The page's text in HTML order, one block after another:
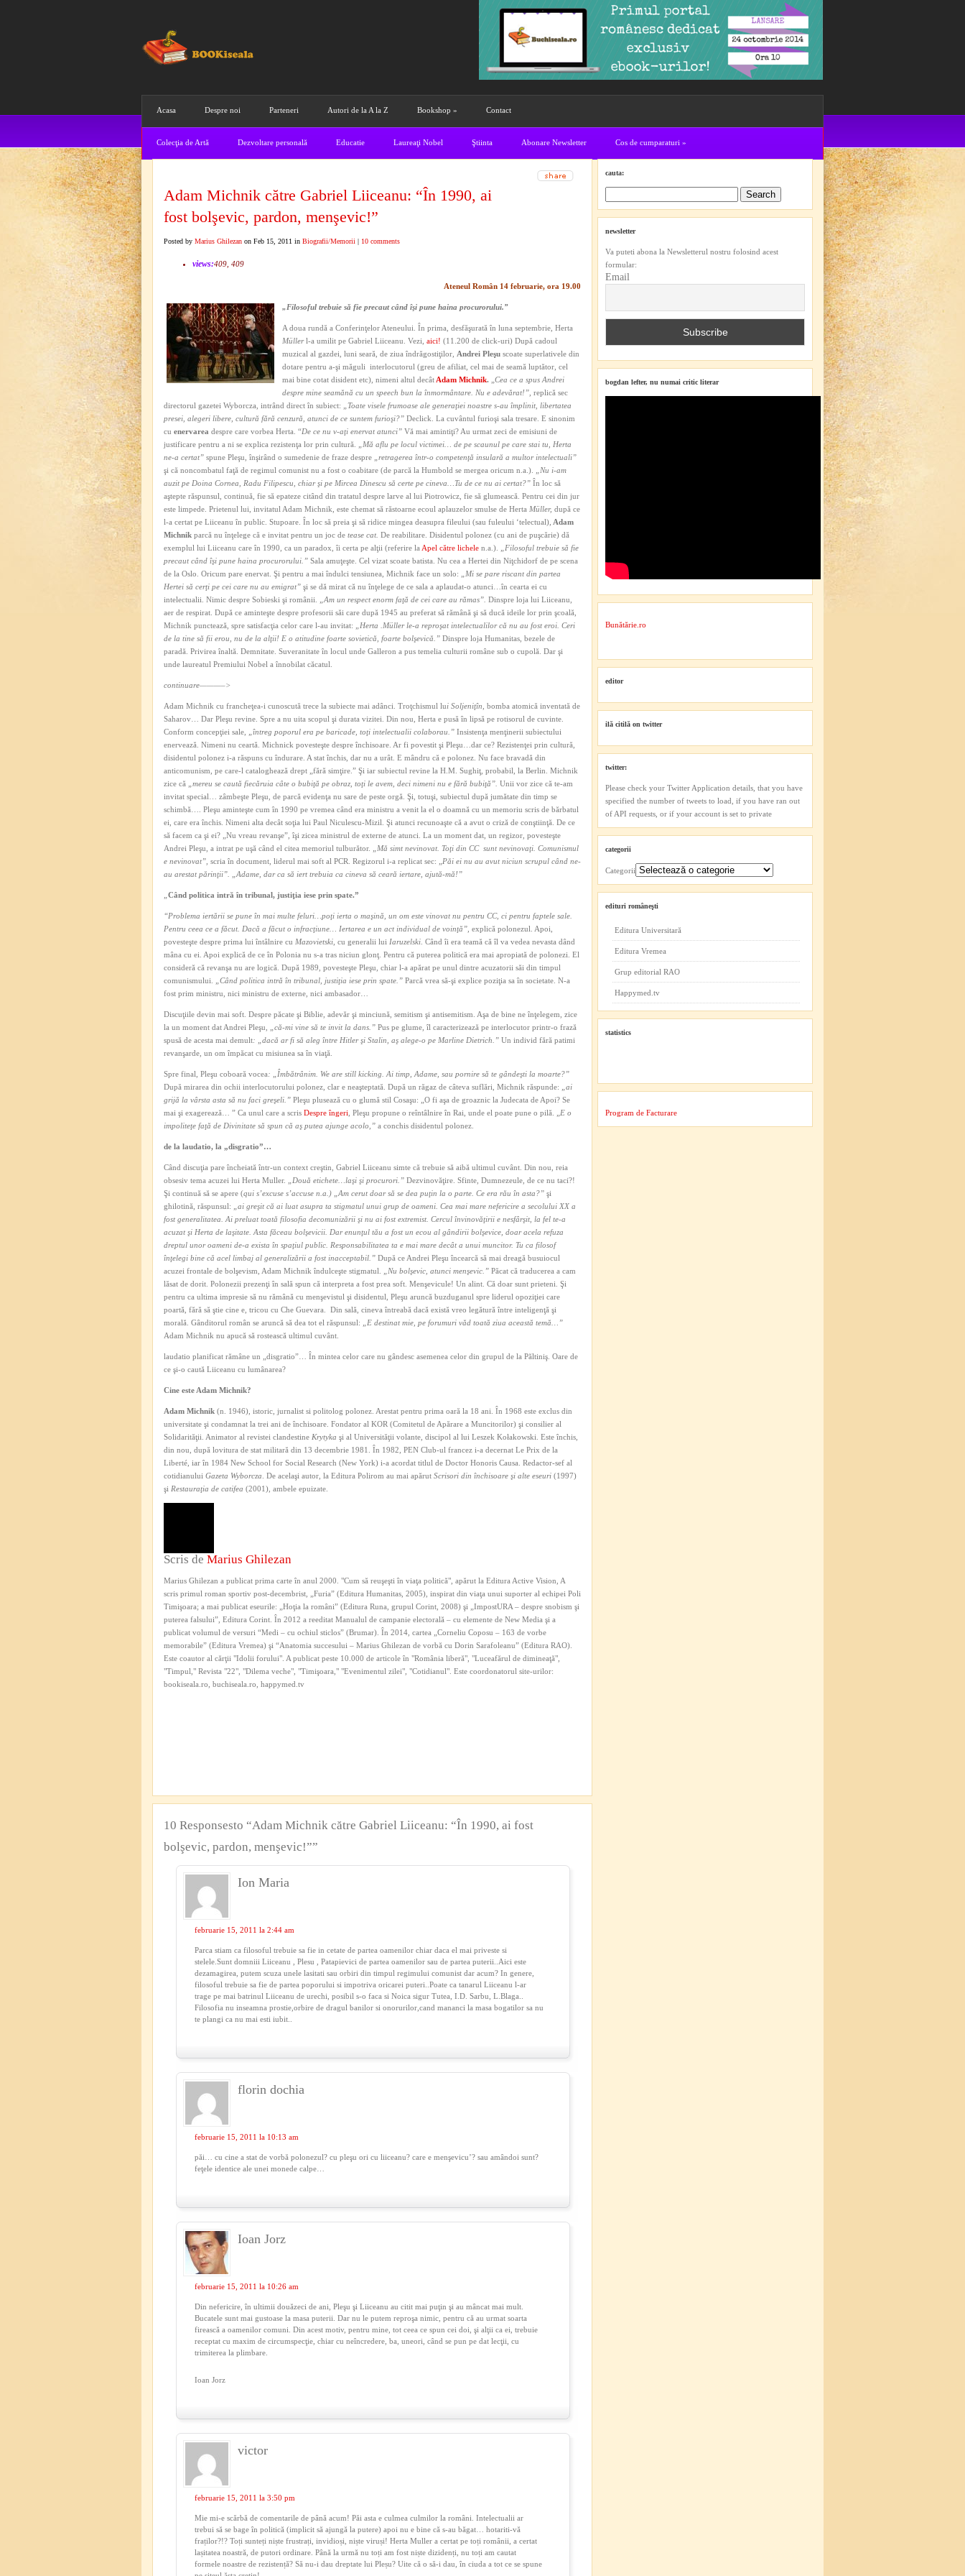
Acasa Despre noi Parteneri Autori de la A la Z Bookshop » Contact
Colecţia de Artă Dezvoltare personală Educatie Laureaţi Nobel Ştiinta Abonare Newsletter Cos de cumparaturi »
Adam Michnik către Gabriel Liiceanu: “În 1990, ai
fost bolşevic, pardon, menşevic!”
Posted by Marius Ghilezan on Feb 15, 2011 in Biografii/Memorii | 10 comments
views:409, 409
Ateneul Român 14 februarie, ora 19.00
„Filosoful trebuie să fie precaut când îşi pune haina procurorului.”
A doua rundă a Conferinţelor Ateneului. În prima, desfăşurată în luna septembrie, Herta
Müller l-a umilit pe Gabriel Liiceanu. Vezi, aici! (11.200 de click-uri) După cadoul
muzical al gazdei, luni seară, de ziua îndrăgostiţilor, Andrei Pleşu scoate superlativele din
dotare pentru a-şi măguli interlocutorul (greu de afiliat, cel mai de seamă luptător, cel
mai bine cotat disident etc), nimeni altul decât Adam Michnik.
Cea ce a spus Andrei
despre mine seamănă cu un speech bun la înmormântare. Nu e adevărat!”, replică sec
directorul gazetei Wyborcza, intrând direct în subiect:
„Toate visele frumoase ale generaţiei noastre s-au împlinit, libertatea
presei, alegeri libere, cultură fără cenzură, atunci de ce suntem furioşi?” Declick. La cuvântul furioşi sala tresare. E sinonim
cu enervarea despre care vorbea Herta. “De ce nu v-aţi enervat atunci” Vă mai amintiţi? Au urmat zeci de emisiuni de
justificare pentru a ni se explica rezistenţa lor prin cultură.
„Mă aflu pe locul victimei… de pe scaunul pe care stai tu, Herta
ne-a certat” spune Pleşu, înşirând o sumedenie de fraze despre „retragerea într-o competenţă insulară a multor intelectuali”
şi că noncombatul faţă de regimul comunist nu a fost o coabitare (de parcă la Humbold se mergea oricum n.a.).
„Nu i-am
auzit pe Doina Cornea, Radu Filipescu, chiar şi pe Mircea Dinescu să certe pe cineva…Tu de ce nu ai certat?” În loc să
aştepte răspunsul, continuă, fie să epateze citând din tratatul despre larve al lui Piotrowicz, fie să glumească. Pentru cei din jur
este limpede. Prietenul lui, invitatul Adam Michnik, este chemat să răstoarne ecoul aplauzelor smulse de Herta Müller, după ce
l-a certat pe Liiceanu în public. Stupoare. În loc să preia şi să ridice mingea deasupra fileului (sau fuleului ‘telectual), Adam
Michnik parcă nu înţelege că e invitat pentru un joc de tease cat. De reabilitare. Disidentul polonez (cu ani de puşcărie) dă
exemplul lui Liiceanu care în 1990, ca un paradox, îi certa pe alţii (referire la Apel către lichele n.a.).
„Filosoful trebuie să fie
precaut când îşi pune haina procurorului.” Sala amuţeşte. Cel vizat scoate batista. Nu cea a Hertei din Niţchidorf de pe scena
de la Oslo. Oricum pare enervat. Şi pentru a mai îndulci tensiunea, Michnik face un solo:
„Mi se pare riscant din partea
Hertei să cerţi pe cei care nu au emigrat” şi se dă mirat că nu înţelege de ce sala a aplaudat-o atunci…în cearta ei cu
intelectualii. Nimic despre Sobieski şi românii.
„Am un respect enorm faţă de cei care au rămas”. Dinspre loja lui Liiceanu,
aer de respirat. După ce aminteşte despre profesorii săi care după 1945 au preferat să rămână şi să ducă ideile lor prin şcoală,
Michnik punctează, spre satisfacţia celor care l-au invitat:
„Herta . Müllerle-a reproşat intelectualilor că nu au fost eroi. Ceri
de la tine să fii erou, nu de la alţii! E o atitudine foarte sovietică, foarte bolşevică.” Dinspre loja Humanitas, bezele de
paradă. Privirea înaltă. Demnitate. Suveranitate în locul unde Galleron a pus temelia culturii române sub o cupolă. Dar şi
unde laureatul Premiului Nobel a înnobilat căcatul.
continuare———–>
Adam Michnik cu francheţea-i cunoscută trece la subiecte mai adânci. Troţchismul lui Soljeniţîn, bomba atomică inventată de
Saharov… Dar Pleşu revine. Spre a nu uita scopul şi durata vizitei. Din nou, Herta e pusă în lipsă pe rotisorul de cuvinte.
Conform concepţiei sale,
„întreg poporul era pe baricade, toţi intelectualii colaborau.” Insistenţa menţinerii subiectului
enervează. Nimeni nu ceartă. Michnick povesteşte despre închisoare. Ar fi povestit şi Pleşu…dar ce? Rezistenţei prin cultură,
disidentul polonez i-a răspuns cu îndurare. A stat închis, dar nu a urât. E mândru că e polonez. Nu face bravadă din
anticomunism, pe care-l cataloghează drept „fără simţire.” Şi iar subiectul revine la H.M. Sughiţ, probabil, la Berlin. Michnik
zice că
„mereu se caută fiecăruia câte o bubiţă pe obraz, toţi le avem, deci nimeni nu e fără bubiţă”. Unii vor zice că te-am
invitat special… zâmbeşte Pleşu, de parcă evidenţa nu sare de peste orgă. Şi, totuşi, subiectul după jumătate din timp se
schimbă…. Pleşu aminteşte cum în 1990 pe vremea când era ministru a venit la el o doamnă cu un memoriu scris de bărbatul
ei, care era închis. Nimeni alta decât soţia lui Paul Niculescu-Mizil. Şi atunci recunoaşte că a avut o criză de conştiinţă. De ce
să facem ca şi ei? „Nu vreau revanşe”, îşi zicea ministrul de externe de atunci. La un moment dat, un regizor, povesteşte
Andrei Pleşu, a intrat pe uşă când el citea memoriul tulburător.
„Mă simt nevinovat. Toţi din CC sunt nevinovaţi. Comunismul
e nevinovat”, scria în document, liderul mai soft al PCR. Regizorul i-a replicat sec: „ Păi ei nu au avut niciun scrupul când ne-
au arestat părinţii”.
„Adame, dar ca să iert trebuia ca cineva să ceară iertare, ajută-mă!”
Când politica intră în tribunal, justiţia iese prin spate.”
“Problema iertării se pune în mai multe feluri…poţi ierta o maşină, un om este vinovat nu pentru CC, ci pentru faptele sale.
Pentru ceea ce a făcut. Dacă a făcut o infracţiune… Iertarea e un act individual de voinţă”, explică polonezul. Apoi,
povesteşte despre prima lui întâlnire cu Mazovietski , cu generalii lui Iaruzelski . Când îi era teamă că îl va vedea nevasta dând
mâna cu ei. Apoi explică de ce în Polonia nu s-a tras niciun glonţ. Pentru că puterea politică era mai apropiată de polonezi. El
consideră că revanşa nu are logică. După 1989, povesteşte Pleşu, chiar l-a apărat pe unul dintre acuzatorii săi din timpul
comunismului.
„Când politica intră în tribunal, justiţia iese prin spate.” Parcă vrea să-şi explice poziţia sa în societate. N-a
fost prim ministru, nici ministru de externe, nici ambasador…
Discuţiile devin mai soft. Despre păcate şi Biblie, adevăr şi minciună, semitism şi antisemitism. Aşa de bine ne înţelegem, zice
la un moment dat Andrei Pleşu , „că-mi vine să te invit la dans.” Pus pe glume, îl caracterizează pe interlocutor printr-o frază
spusă de acesta mai demult: „dacă ar fi să aleg între Hitler şi Stalin, aş alege-o pe Marline Dietrich.” Un individ fără patimi
revanşarde, un om împăcat cu misiunea sa în viaţă.
Spre final, Pleşu coboară vocea: „Îmbătrânim. We are still kicking. Ai timp, Adame, sau pornire să te gândeşti la moarte?”
După mirarea din ochii interlocutorului polonez, clar e neaşteptată. După un răgaz de câteva suflări, Michnik răspunde:
„ai
grijă la vârsta asta să nu faci greşeli.” Pleşu plusează cu o glumă stil Cosaşu: „O fi aşa de groaznic la Judecata de Apoi? Se
mai şi exagerează… ” Ca unul care a scris Despre îngeri , Pleşu propune o reîntâlnire în Rai, unde el poate pune o pilă. „ E o
impoliteţe faţă de Divinitate să spun că aş putea ajunge acolo,” a conchis disidentul polonez.
de la laudatio, la „disgratio”…
Când discuţia pare încheiată într-un context creştin, Gabriel Liiceanu simte că trebuie să aibă ultimul cuvânt. Din nou, reia
obsesiv tema acuzei lui Herta Muller.
„Două etichete…laşi şi procurori.” Dezvinovăţire. Sfinte, Dumnezeule, de ce nu taci?!
Şi continuă să se apere (qui s’excuse s’accuse n.a.) „Am cerut doar să se dea puţin la o parte. Ce era rău în asta?” şi
ghilotină, răspunsul:
„ai greşit că ai luat asupra ta stigmatul unui grup de oameni. Cea mai mare nefericire a secolului XX a
fost generalitatea. Ai preluat toată filosofia decomunizării şi nu ai fost extremist. Cercul învinovăţirii e nesfârşit, la fel te-a
acuzat şi Herta de laşitate. Asta făceau bolşevicii. Dar enunţul tău a fost un ecou al gândirii bolşevice, doar acela refuza
dreptul unor oameni de-a exista în spaţiul public. Responsabilitatea ta e mai mare decât a unui muncitor. Tu ca filosof
înţelegi bine că acel limbaj al generalizării a fost inacceptabil.” După ce Andrei Pleşu încearcă să mai dreagă busuiocul
acuzei frontale de bolşevism, Adam Michnik îndulceşte stigmatul.
„Nu bolşevic, atunci menşevic.” Păcat că traducerea a cam
lăsat de dorit. Polonezii prezenţi în sală spun că interpreta a fost prea soft. Menşevicule! Un alint. Că doar sunt prieteni. Şi
pentru ca ultima impresie să nu rămână cu menşevistul şi disidentul, Pleşu aruncă buzduganul spre liderul opoziţiei care
poartă, fără să ştie cine e, tricou cu Che Guevara. Din sală, cineva întreabă dacă există vreo legătură între inteligenţă şi
morală. Gânditorul român se aruncă să dea tot el răspunsul:
„E destinat mie, pe forumuri văd toată ziua această temă…”
Adam Michnik nu apucă să rostească ultimul cuvânt.
laudatio planificat rămâne un „disgratio”… În mintea celor care nu gândesc asemenea celor din grupul de la Păltiniş. Oare de
ce şi-o caută Liiceanu cu lumânarea?
Cine este Adam Michnik?
Adam Michnik (n. 1946), istoric, jurnalist si politolog polonez. Arestat pentru prima oară la 18 ani. În 1968 este exclus din
universitate şi condamnat la trei ani de închisoare. Fondator al KOR (Comitetul de Apărare a Muncitorilor) şi consilier al
Solidarităţii. Animator al revistei clandestine Krytyka şi al Universităţii volante, discipol al lui Leszek Kołakowski. Este închis,
din nou, după lovitura de stat militară din 13 decembrie 1981. În 1982, PEN Club-ul francez i-a decernat Le Prix de la
Liberté, iar în 1984 New School for Social Research (New York) i-a acordat titlul de Doctor Honoris Causa. Redactor-sef al
cotidianului Gazeta Wyborcza . De acelaşi autor, la Editura Polirom au mai apărut Scrisori din închisoare şi alte eseuri (1997)
şi Restauraţia de catifea (2001), ambele epuizate.
Scris de Marius Ghilezan
Marius Ghilezan a publicat prima carte în anul 2000. "Cum să reuşeşti în viaţa politică", apărut la Editura Active Vision, A
scris primul roman sportiv post-decembrist, „Furia” (Editura Humanitas, 2005), inspirat din viaţa unui suporter al echipei Poli
Timişoara; a mai publicat eseurile: „Hoţia la români” (Editura Runa, grupul Corint, 2008) şi „ImpostURA – despre snobism şi
puterea falsului”, Editura Corint. În 2012 a reeditat Manualul de campanie electorală – cu elemente de New Media şi a
publicat volumul de versuri “Medi – cu ochiul sticlos” (Brumar). În 2014, cartea „Corneliu Coposu – 163 de vorbe
memorabile” (Editura Vremea) şi “Anatomia succesului – Marius Ghilezan de vorbă cu Dorin Sarafoleanu” (Editura RAO).
Este coautor al cărţii "Idolii forului". A publicat peste 10.000 de articole în "România liberă", "Luceafărul de dimineaţă",
"Timpul," Revista "22", "Dilema veche", "Timişoara," "Evenimentul zilei", "Cotidianul". Este coordonatorul site-urilor:
bookiseala.ro, buchiseala.ro, happymed.tv
10 Responsesto “Adam Michnik către Gabriel Liiceanu: “În 1990, ai fost
bolşevic, pardon, menşevic!””
Ion Maria
februarie 15, 2011 la 2:44 am
Parca stiam ca filosoful trebuie sa fie in cetate de partea oamenilor chiar daca el mai priveste si
stelele.Sunt domniii Liiceanu , Plesu , Patapievici de partea oamenilor sau de partea puterii..Aici este
dezamagirea, putem scuza unele lasitati sau orbiri din timpul regimului comunist dar acum? In genere,
filosoful trebuie sa fie de partea poporului si impotriva oricarei puteri..Poate ca tanarul Liiceanu l-ar
trage pe mai batrinul Liiceanu de urechi, posibil s-o faca si Noica sigur Tutea, I.D. Sarbu, L.Blaga..
Filosofia nu inseamna prostie,orbire de dragul banilor si onorurilor,cand mananci la masa bogatilor sa nu
te plangi ca nu mai esti iubit..
florin dochia
februarie 15, 2011 la 10:13 am
păi… cu cine a stat de vorbă polonezul? cu pleşu ori cu liiceanu? care e menşevicu’? sau amândoi sunt?
feţele identice ale unei monede calpe…
Ioan Jorz
februarie 15, 2011 la 10:26 am
Din nefericire, în ultimii douăzeci de ani, Pleşu şi Liiceanu au citit mai puţin şi au mâncat mai mult.
Bucatele sunt mai gustoase la masa puterii. Dar nu le putem reproşa nimic, pentru că au urmat soarta
firească a oamenilor comuni. Din acest motiv, pentru mine, tot ceea ce spun cei doi, şi alţii ca ei, trebuie
receptat cu maxim de circumspecţie, chiar cu neîncredere, ba, uneori, când se pun pe dat lecţii, cu
trimiterea la plimbare.
Ioan Jorz
victor
februarie 15, 2011 la 3:50 pm
Mie mi-e scărbă de comentarile de până acum! Păi asta e culmea culmilor la români. Intelectualii ar
trebui să se bage în politică (implicit să ajungă la putere) apoi nu e bine că s-au băgat… hotariti-vă
fraților?!? Toți sunteți niște frustrați, invidioși, niște viruși! Herta Muller a certat pe toți românii, a certat
lașitatea noastră, de putori ordinare. Până la urmă nu toți am fost niște dizidenți, nu toți am cautat
formele noastre de rezistență? Să nu-i dau dreptate lui Pleșu? Uite că o să-i dau, în ciuda a tot ce se spune
cauta:
newsletter
Va puteti abona la Newsletterul nostru folosind acest
formular:
Email
bogdan lefter, nu numai critic literar
Bunătărie.ro
editor
ilă citilă on twitter
twitter:
Please check your Twitter Application details, that you have
specified the number of tweets to load, if you have ran out
of API requests, or if your account is set to private
categorii
Categorii
edituri româneşti
Editura Universitară
Editura Vremea
Grup editorial RAO
Happymed.tv
statistics
Program de Facturare